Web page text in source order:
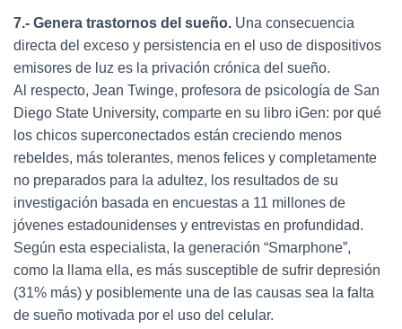
7.- Genera trastornos del sueño. Una consecuencia
directa del exceso y persistencia en el uso de dispositivos
emisores de luz es la privación crónica del sueño.
Al respecto, Jean Twinge, profesora de psicología de San
Diego State University, comparte en su libro iGen: por qué
los chicos superconectados están creciendo menos
rebeldes, más tolerantes, menos felices y completamente
no preparados para la adultez, los resultados de su
investigación basada en encuestas a 11 millones de
jóvenes estadounidenses y entrevistas en profundidad.
Según esta especialista, la generación “Smarphone”,
como la llama ella, es más susceptible de sufrir depresión
(31% más) y posiblemente una de las causas sea la falta
de sueño motivada por el uso del celular.